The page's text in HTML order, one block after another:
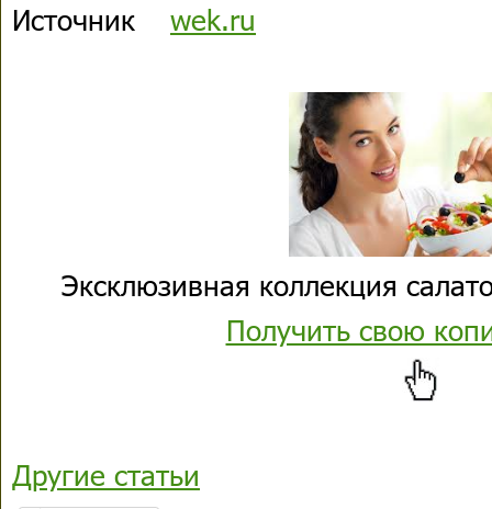
Источник wek.ru
Эксклюзивная коллекция
Получить свою
Другие статьи